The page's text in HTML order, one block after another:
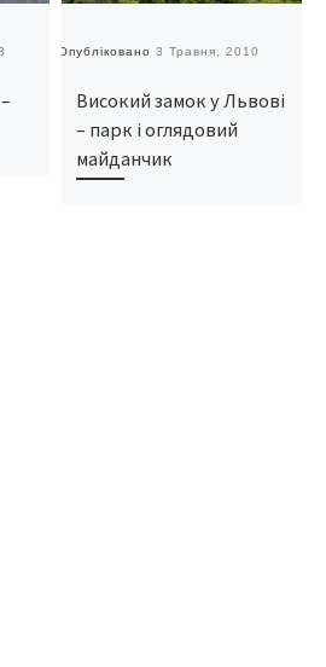
Опубліковано 3 Травня, 2010
Високий замок у Львові
– парк і оглядовий
майданчик